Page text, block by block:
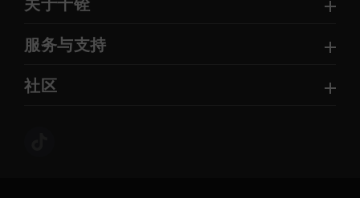
关于十铨
服务与支持
社区